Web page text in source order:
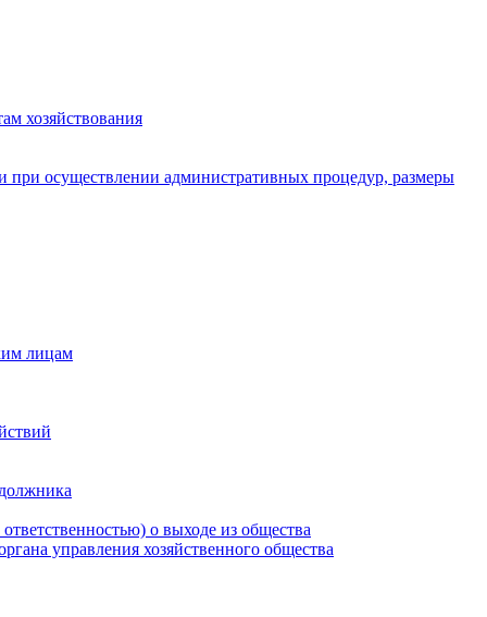
хозяйствования
осуществлении административных процедур, размеры
лицам
о выходе из общества
управления хозяйственного общества